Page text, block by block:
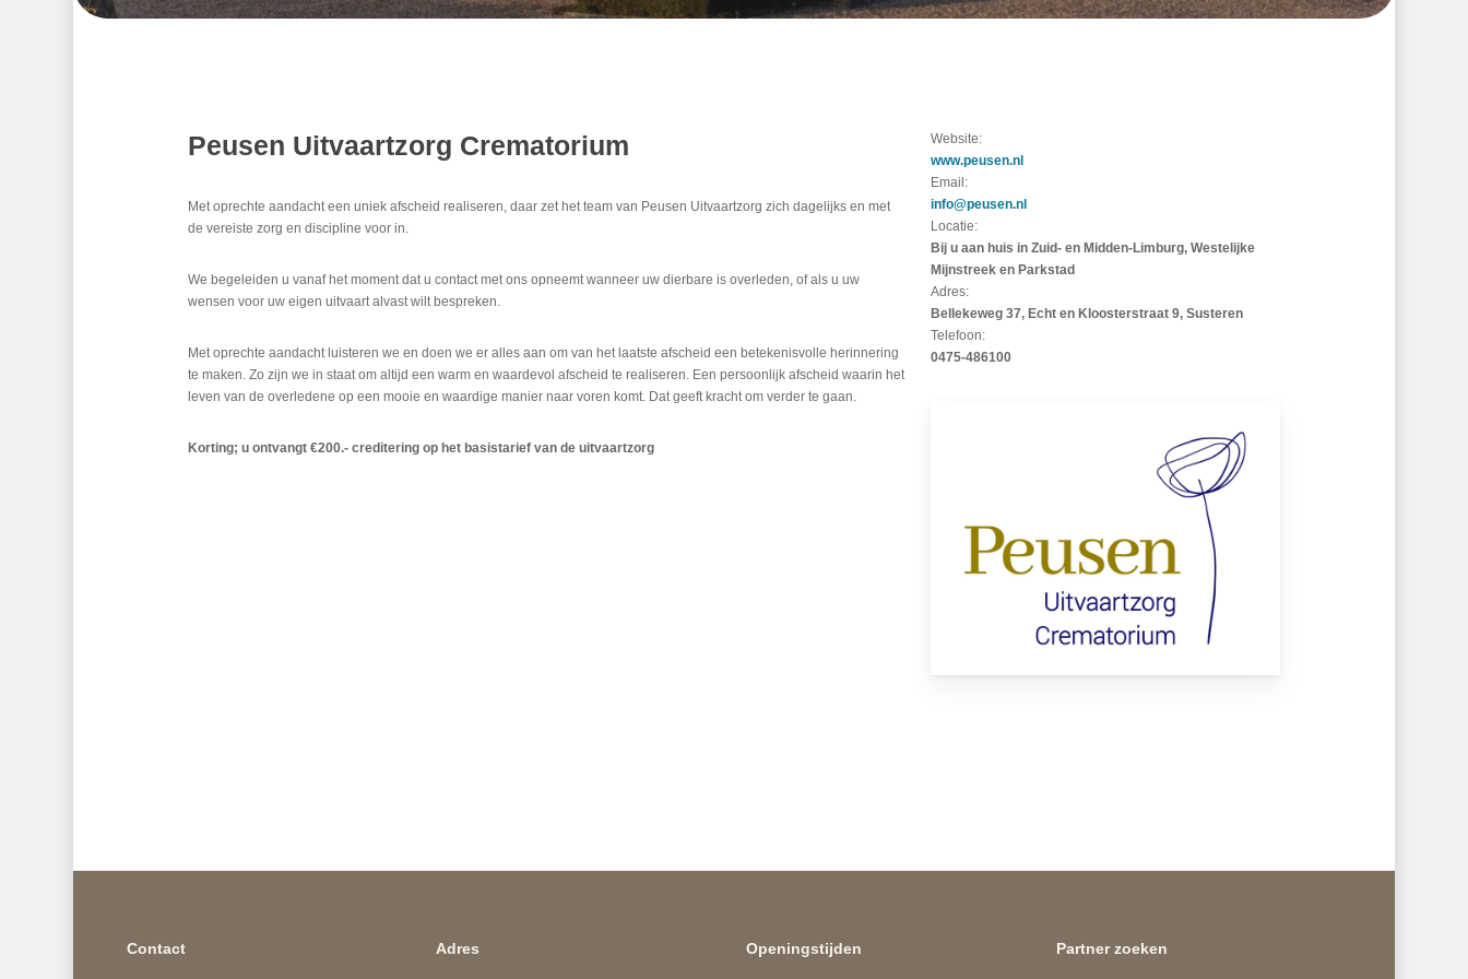
Peusen Uitvaartzorg Crematorium
Met oprechte aandacht een uniek afscheid realiseren, daar zet het team van Peusen Uitvaartzorg zich dagelijks en met
de vereiste zorg en discipline voor in.
We begeleiden u vanaf het moment dat u contact met ons opneemt wanneer uw dierbare is overleden, of als u uw
wensen voor uw eigen uitvaart alvast wilt bespreken.
Met oprechte aandacht luisteren we en doen we er alles aan om van het laatste afscheid een betekenisvolle herinnering
te maken. Zo zijn we in staat om altijd een warm en waardevol afscheid te realiseren. Een persoonlijk afscheid waarin het
leven van de overledene op een mooie en waardige manier naar voren komt. Dat geeft kracht om verder te gaan.
Korting; u ontvangt €200.- creditering op het basistarief van de uitvaartzorg
Website:
www.peusen.nl
Email:
info@peusen.nl
Locatie:
Bij u aan huis in Zuid- en Midden-Limburg, Westelijke
Mijnstreek en Parkstad
Adres:
Bellekeweg 37, Echt en Kloosterstraat 9, Susteren
Telefoon:
0475-486100
Contact Adres Openingstijden Partner zoeken